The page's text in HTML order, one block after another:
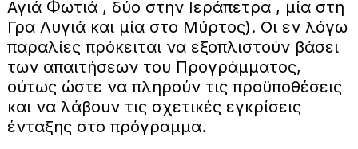
Αγιά Φωτιά , δύο στην Ιεράπετρα , μία στη
Γρα Λυγιά και μία στο Μύρτος). Οι εν λόγω
παραλίες πρόκειται να εξοπλιστούν βάσει
των απαιτήσεων του Προγράμματος,
ούτως ώστε να πληρούν τις προϋποθέσεις
και να λάβουν τις σχετικές εγκρίσεις
ένταξης στο πρόγραμμα.